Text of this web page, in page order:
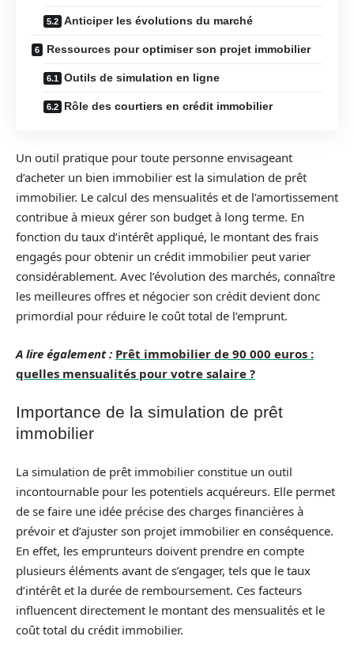
Anticiper les évolutions du marché
Ressources pour optimiser son projet immobilier
Outils de simulation en ligne
Rôle des courtiers en crédit immobilier
Un outil pratique pour toute personne envisageant
d’acheter un bien immobilier est la simulation de prêt
immobilier. Le calcul des mensualités et de l’amortissement
contribue à mieux gérer son budget à long terme. En
fonction du taux d’intérêt appliqué, le montant des frais
engagés pour obtenir un crédit immobilier peut varier
considérablement. Avec l’évolution des marchés, connaître
les meilleures offres et négocier son crédit devient donc
primordial pour réduire le coût total de l’emprunt.
A lire également : Prêt immobilier de 90 000 euros :
quelles mensualités pour votre salaire ?
Importance de la simulation de prêt
immobilier
La simulation de prêt immobilier constitue un outil
incontournable pour les potentiels acquéreurs. Elle permet
de se faire une idée précise des charges financières à
prévoir et d’ajuster son projet immobilier en conséquence.
En effet, les emprunteurs doivent prendre en compte
plusieurs éléments avant de s’engager, tels que le taux
d’intérêt et la durée de remboursement. Ces facteurs
influencent directement le montant des mensualités et le
coût total du crédit immobilier.